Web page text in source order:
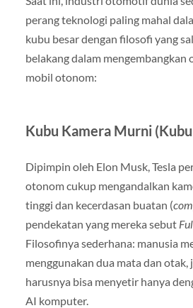
perang teknologi paling mahal
kubu besar dengan filosofi yang
belakang dalam mengembangkan
mobil otonom:
Kubu Kamera Murni (Kubu
Dipimpin oleh Elon Musk, Tesla
otonom cukup mengandalkan
tinggi dan kecerdasan buatan (
pendekatan yang mereka sebut
Filosofinya sederhana: manusia
menggunakan dua mata dan otak,
harusnya bisa menyetir hanya
AI komputer.